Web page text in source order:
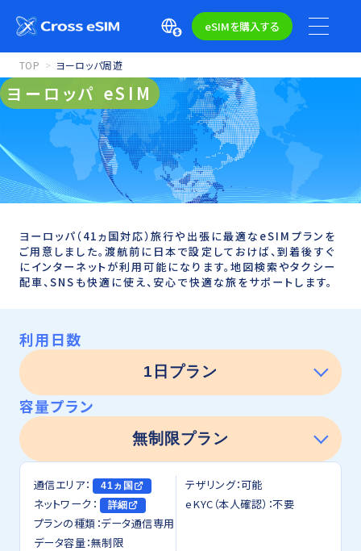
eSIMを購入する
TOP ヨーロッパ周遊
ヨーロッパ eSIM
ヨーロッパ（41ヵ国対応）旅行や出張に最適なeSIMプランを
ご用意しました。渡航前に日本で設定しておけば、到着後すぐ
にインターネットが利用可能になります。地図検索やタクシー
配車、SNSも快適に使え、安心で快適な旅をサポートします。
利用日数
容量プラン
通信エリア： 41ヵ国
ネットワーク： 詳細
プランの種類：データ通信専用
データ容量：無制限
テザリング：可能
eKYC（本人確認）：不要